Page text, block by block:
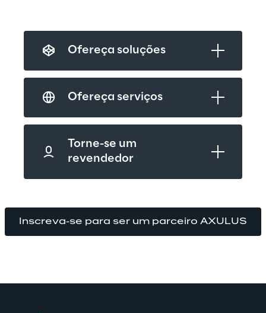
Ofereça soluções
Ofereça serviços
Torne-se um
revendedor
Inscreva-se para ser um parceiro AXULUS